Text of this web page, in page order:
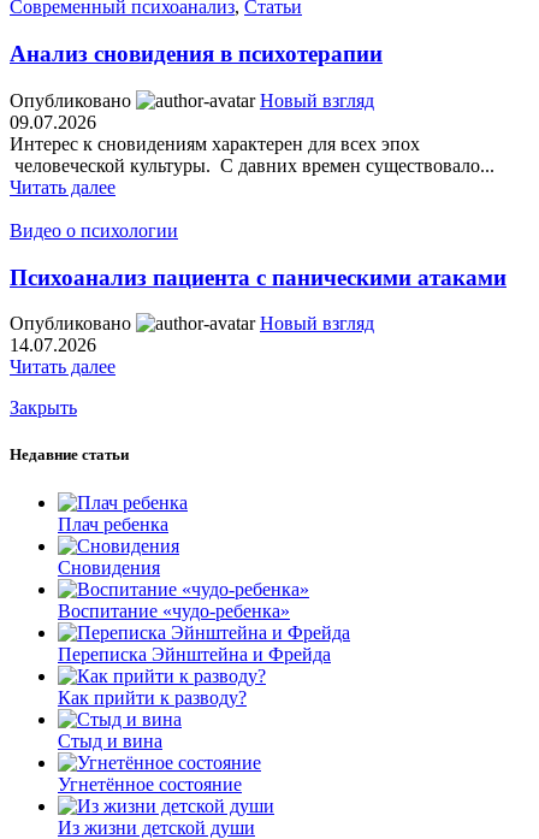
Современный психоанализ, Статьи
Анализ сновидения в психотерапии
Опубликовано
Новый взгляд
09.07.2026
Интерес к сновидениям характерен для всех эпох
человеческой культуры. С давних времен существовало...
Читать далее
Видео о психологии
Психоанализ пациента с паническими атаками
Опубликовано
Новый взгляд
14.07.2026
Читать далее
Закрыть
Недавние статьи
Плач ребенка
Сновидения
Воспитание «чудо-ребенка»
Переписка Эйнштейна и Фрейда
Как прийти к разводу?
Стыд и вина
Угнетённое состояние
Из жизни детской души